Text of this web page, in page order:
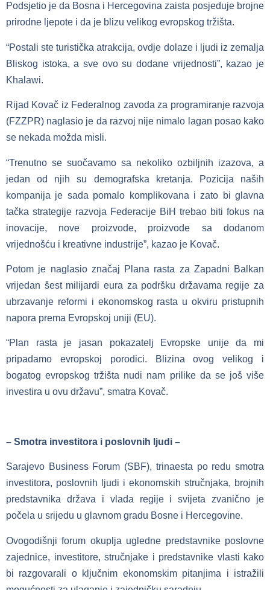
Podsjetio je da Bosna i Hercegovina zaista posjeduje brojne
prirodne ljepote i da je blizu velikog evropskog tržišta.
“Postali ste turistička atrakcija, ovdje dolaze i ljudi iz zemalja
Bliskog istoka, a sve ovo su dodane vrijednosti”, kazao je
Khalawi.
Rijad Kovač iz Federalnog zavoda za programiranje razvoja
(FZZPR) naglasio je da razvoj nije nimalo lagan posao kako
se nekada možda misli.
“Trenutno se suočavamo sa nekoliko ozbiljnih izazova, a
jedan od njih su demografska kretanja. Pozicija naših
kompanija je sada pomalo komplikovana i zato bi glavna
tačka strategije razvoja Federacije BiH trebao biti fokus na
inovacije, nove proizvode, proizvode sa dodanom
vrijednošću i kreativne industrije”, kazao je Kovač.
Potom je naglasio značaj Plana rasta za Zapadni Balkan
vrijedan šest milijardi eura za podršku državama regije za
ubrzavanje reformi i ekonomskog rasta u okviru pristupnih
napora prema Evropskoj uniji (EU).
“Plan rasta je jasan pokazatelj Evropske unije da mi
pripadamo evropskoj porodici. Blizina ovog velikog i
bogatog evropskog tržišta nudi nam prilike da se još više
investira u ovu državu”, smatra Kovač.
– Smotra investitora i poslovnih ljudi –
Sarajevo Business Forum (SBF), trinaesta po redu smotra
investitora, poslovnih ljudi i ekonomskih stručnjaka, brojnih
predstavnika država i vlada regije i svijeta zvanično je
počela u srijedu u glavnom gradu Bosne i Hercegovine.
Ovogodišnji forum okuplja ugledne predstavnike poslovne
zajednice, investitore, stručnjake i predstavnike vlasti kako
bi razgovarali o ključnim ekonomskim pitanjima i istražili